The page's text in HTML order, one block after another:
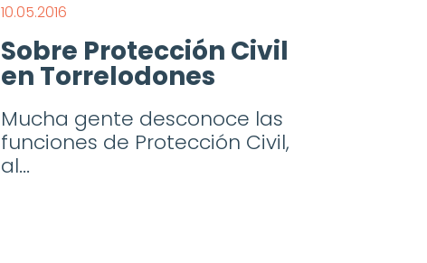
Sobre Protección Civil
en Torrelodones
10.05.2016
Mucha gente desconoce las
funciones de Protección Civil,
al...